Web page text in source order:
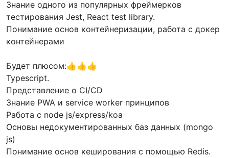
Знание одного из популярных фреймерков
тестирования Jest, React test library.
Понимание основ контейнеризации, работа с докер
контейнерами
Будет плюсом:👍👍👍
Typescript.
Представление о CI/CD
Знание PWA и service worker принципов
Работа с node js/express/koa
Основы недокументированных баз данных (mongo
js)
Понимание основ кеширования с помощью Redis.